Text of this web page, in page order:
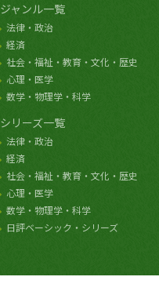
ジャンル一覧
法律・政治
経済
社会・福祉・教育・文化・歴史
心理・医学
数学・物理学・科学
シリーズ一覧
法律・政治
経済
社会・福祉・教育・文化・歴史
心理・医学
数学・物理学・科学
日評ベーシック・シリーズ